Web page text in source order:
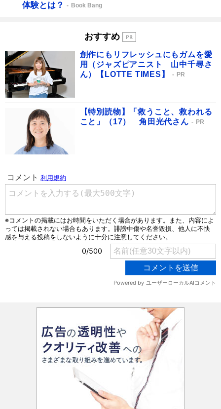
体験とは？
Book Bang
おすすめ
創作にもリフレッシュにもガムを愛
用（ジャズピアニスト 山中千尋さ
ん）【LOTTE TIMES】
PR
【特別読物】「救うこと、救われる
こと」（17） 角田光代さん
PR